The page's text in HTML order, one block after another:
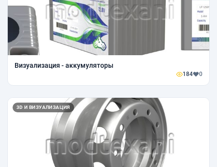
Визуализация - аккумуляторы
184 0
3D И ВИЗУАЛИЗАЦИЯ